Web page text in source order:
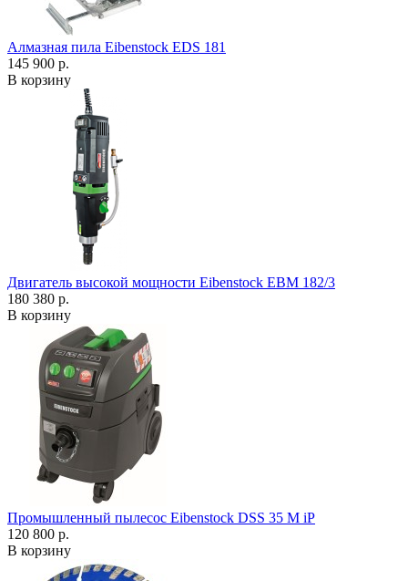
Алмазная пила Eibenstock EDS 181
145 900 р.
В корзину
Двигатель высокой мощности Eibenstock EBM 182/3
180 380 р.
В корзину
Промышленный пылесос Eibenstock DSS 35 M iP
120 800 р.
В корзину